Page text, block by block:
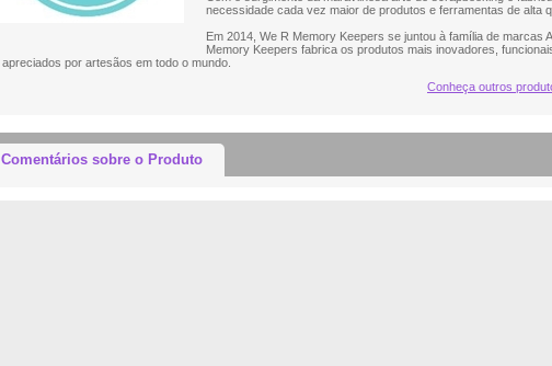
necessidade cada vez maior de produtos e ferramentas de alta
Em 2014, We R Memory Keepers se juntou à família de marcas
Memory Keepers fabrica os produtos mais inovadores,
apreciados por artesãos em todo o mundo.
Conheça outros
Comentários sobre o Produto